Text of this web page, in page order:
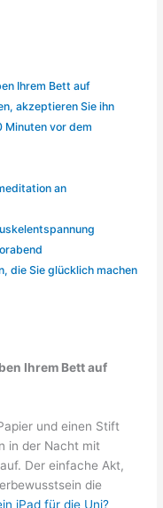
Ihrem Bett auf
akzeptieren Sie ihn
Minuten vor dem
an
die Sie glücklich machen
Ihrem Bett auf
und einen Stift
in der Nacht mit
Der einfache Akt,
die
iPad für die Uni?